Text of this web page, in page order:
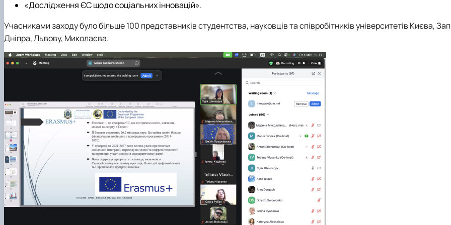
«Дослідження ЄС щодо соціальних інновацій».
Учасниками заходу було більше 100 представників студентства, науковців та співробітників університетів Києва,
Дніпра, Львову, Миколаєва.